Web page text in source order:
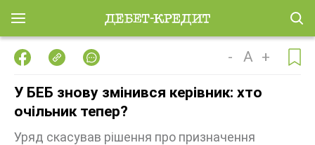
- A +
У БЕБ знову змінився керівник: хто
очільник тепер?
Уряд скасував рішення про призначення